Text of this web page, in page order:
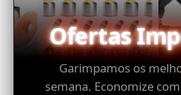
Ofertas
Garimpamos os
semana. Economize